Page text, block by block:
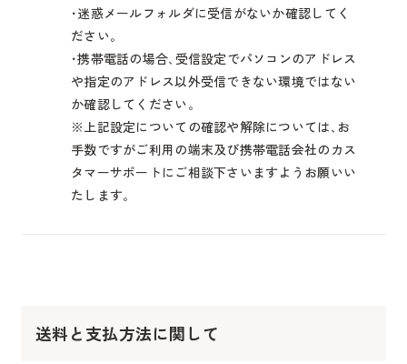
･迷惑メールフォルダに受信がないか確認してく
ださい｡
･携帯電話の場合､受信設定でパソコンのアドレス
や指定のアドレス以外受信できない環境ではない
か確認してください｡
※上記設定についての確認や解除については､お
手数ですがご利用の端末及び携帯電話会社のカス
タマーサポートにご相談下さいますようお願いい
たします｡
送料と支払方法に関して